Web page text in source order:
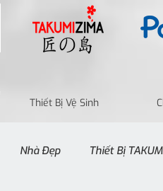
Thiết Bị Vệ Sinh
Nhà Đẹp Thiết Bị